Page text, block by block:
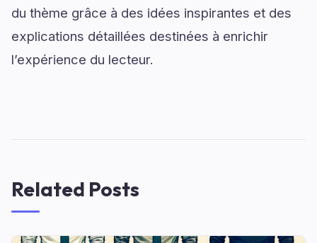
du thème grâce à des idées inspirantes et des
explications détaillées destinées à enrichir
l’expérience du lecteur.
Related Posts